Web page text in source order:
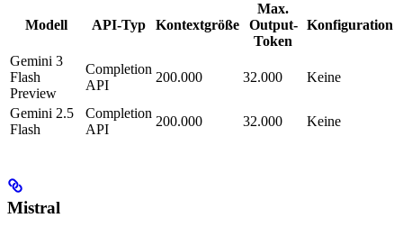
Modell API-Typ Kontextgröße
Max.
Output-
Token
Konfiguration
Gemini 3
Flash
Preview
Completion
API
200.000 32.000 Keine
Gemini 2.5
Flash
Completion
API
200.000 32.000 Keine
Mistral